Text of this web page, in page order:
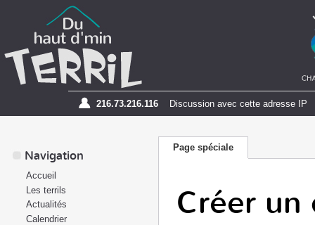
216.73.216.116 Discussion avec cette adresse IP
Page spéciale
Créer un
Navigation
Accueil
Les terrils
Actualités
Calendrier